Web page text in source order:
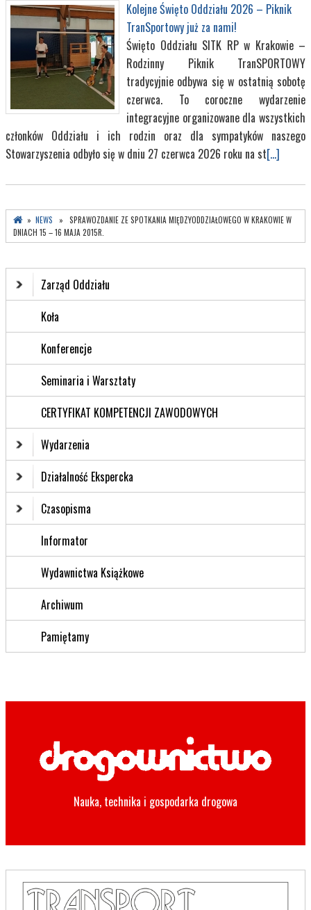
Kolejne Święto Oddziału 2026 – Piknik
TranSportowy już za nami!
Święto Oddziału SITK RP w Krakowie –
Rodzinny Piknik TranSPORTOWY
tradycyjnie odbywa się w ostatnią sobotę
czerwca. To coroczne wydarzenie
integracyjne organizowane dla wszystkich
członków Oddziału i ich rodzin oraz dla sympatyków naszego
Stowarzyszenia odbyło się w dniu 27 czerwca 2026 roku na st[...]
» NEWS » SPRAWOZDANIE ZE SPOTKANIA MIĘDZYODDZIAŁOWEGO W KRAKOWIE W
DNIACH 15 – 16 MAJA 2015R.
Zarząd Oddziału
Koła
Konferencje
Seminaria i Warsztaty
CERTYFIKAT KOMPETENCJI ZAWODOWYCH
Wydarzenia
Działalność Ekspercka
Czasopisma
Informator
Wydawnictwa Książkowe
Archiwum
Pamiętamy
Nauka, technika i gospodarka drogowa